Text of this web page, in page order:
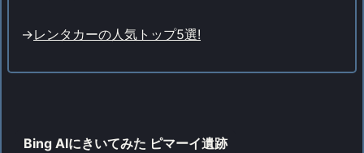
->レンタカーの人気トップ5選!
Bing AIにきいてみた ピマーイ遺跡